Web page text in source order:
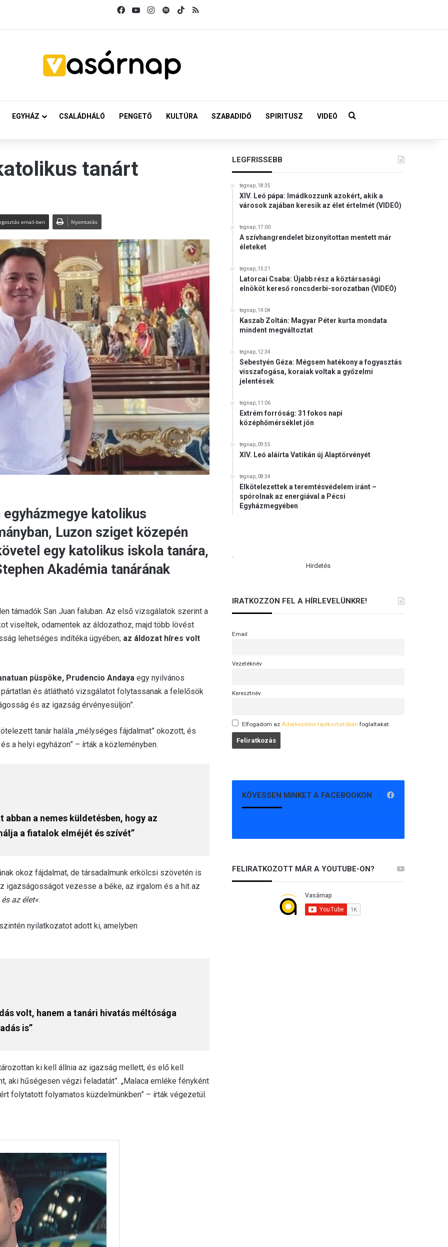
FacebookYouTubeInstagram
SpotifyTikTok
EGYHÁZ CSALÁDHÁLÓ PENGETŐ KULTÚRA SZABADIDŐ SPIRITUSZ VIDEÓ Keresés:
tanárt
email-ben Nyomtatás
katolikus
Luzon sziget közepén
egy katolikus iskola tanára,
Akadémia tanárának
támadók San Juan faluban. Az első vizsgálatok szerint a
viseltek, odamentek az áldozathoz, majd több lövést
lehetséges indítéka ügyében; az áldozat híres volt
püspöke, Prudencio Andaya egy nyilvános
és átlátható vizsgálatot folytassanak a felelősök
és az igazság érvényesüljön”.
tanár halála „mélységes fájdalmat” okozott, és
a helyi egyházon” – írták a közleményben.
a nemes küldetésben, hogy az
a fiatalok elméjét és szívét”
okoz fájdalmat, de társadalmunk erkölcsi szövetén is
igazságosságot vezesse a béke, az irgalom és a hit az
az élet«.
nyilatkozatot adott ki, amelyben
volt, hanem a tanári hivatás méltósága
is”
ki kell állnia az igazság mellett, és elő kell
aki hűségesen végzi feladatát”. „Malaca emléke fényként
folytatott folyamatos küzdelmünkben” – írták végezetül.
LEGFRISSEBB
tegnap, 18:35
XIV. Leó pápa: Imádkozzunk azokért, akik a
városok zajában keresik az élet értelmét (VIDEÓ)
tegnap, 17:00
A szívhangrendelet bizonyítottan mentett már
életeket
tegnap, 15:21
Latorcai Csaba: Újabb rész a köztársasági
elnököt kereső roncsderbi-sorozatban (VIDEÓ)
tegnap, 14:04
Kaszab Zoltán: Magyar Péter kurta mondata
mindent megváltoztat
tegnap, 12:34
Sebestyén Géza: Mégsem hatékony a fogyasztás
visszafogása, koraiak voltak a győzelmi
jelentések
tegnap, 11:06
Extrém forróság: 31 fokos napi
középhőmérséklet jön
tegnap, 09:55
XIV. Leó aláírta Vatikán új Alaptörvényét
tegnap, 08:34
Elkötelezettek a teremtésvédelem iránt –
spórolnak az energiával a Pécsi
Egyházmegyében
.
Hirdetés
IRATKOZZON FEL A HÍRLEVELÜNKRE!
Email
Vezetéknév
Keresztnév
Elfogadom az Adatkezelési tájékoztatóban foglaltakat.
KÖVESSEN MINKET A FACEBOOKON
FELIRATKOZOTT MÁR A YOUTUBE-ON?